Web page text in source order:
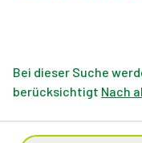
Bei dieser Suche
berücksichtigt Nach